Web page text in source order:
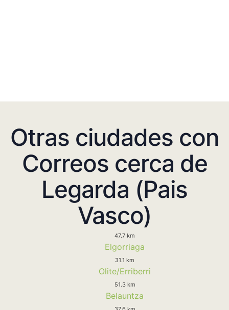
Otras ciudades con
Correos cerca de
Legarda (Pais
Vasco)
47.7 km
Elgorriaga
31.1 km
Olite/Erriberri
51.3 km
Belauntza